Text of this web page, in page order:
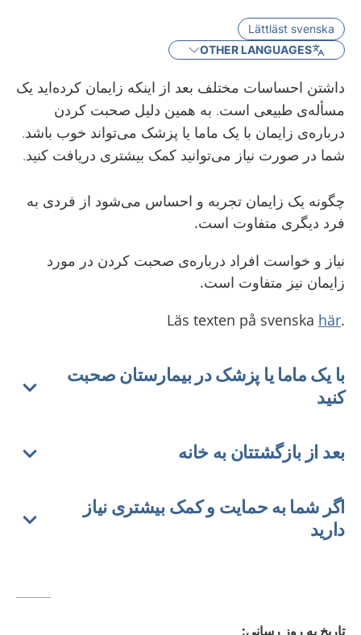
Lättläst svenska
OTHER LANGUAGES
داشتن احساسات مختلف بعد از اینکه زایمان کرده‌اید یک
مسأله‌ی طبیعی است. به همین دلیل صحبت کردن
درباره‌ی زایمان با یک ماما یا پزشک می‌تواند خوب باشد.
شما در صورت نیاز می‌توانید کمک بیشتری دریافت کنید.
چگونه یک زایمان تجربه و احساس می‌شود از فردی به
فرد دیگری متفاوت است.
نیاز و خواست افراد درباره‌ی صحبت کردن در مورد
زایمان نیز متفاوت است.
.Läs texten på svenska
här
با یک ماما یا پزشک در بیمارستان صحبت
کنید
بعد از بازگشتتان به خانه
اگر شما به حمایت و کمک بیشتری نیاز
دارید
تاريخ به روز رسانى: